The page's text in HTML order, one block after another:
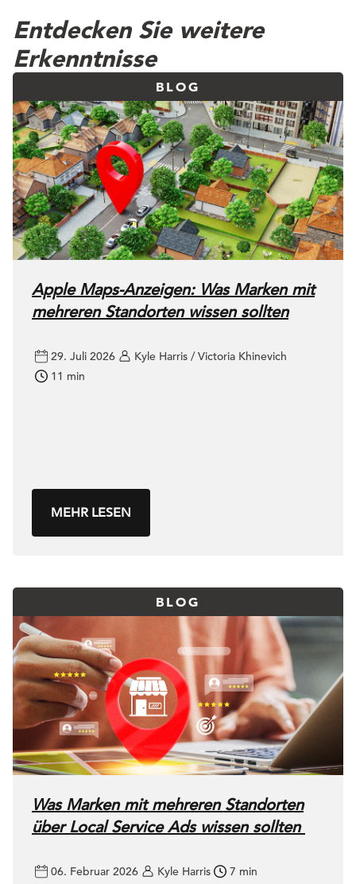
Entdecken Sie weitere
Erkenntnisse
BLOG
Apple Maps-Anzeigen: Was Marken mit
mehreren Standorten wissen sollten
29. Juli 2026
Kyle Harris / Victoria Khinevich
11 min
MEHR LESEN
BLOG
Was Marken mit mehreren Standorten
über Local Service Ads wissen sollten
06. Februar 2026 Kyle Harris 7 min